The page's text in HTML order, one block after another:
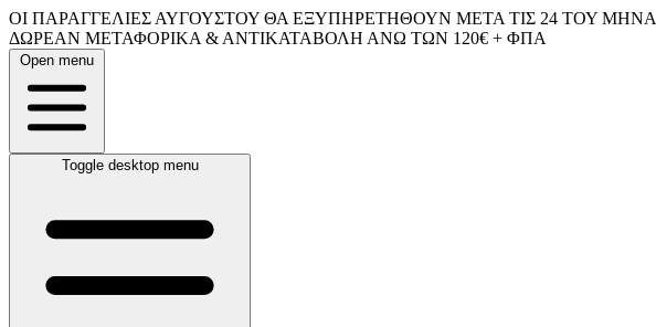
ΟΙ ΠΑΡΑΓΓΕΛΙΕΣ ΑΥΓΟΥΣΤΟΥ ΘΑ ΕΞΥΠΗΡΕΤΗΘΟΥΝ ΜΕΤΑ ΤΙΣ 24 ΤΟΥ ΜΗΝΑ
ΔΩΡΕΑΝ ΜΕΤΑΦΟΡΙΚΑ & ΑΝΤΙΚΑΤΑΒΟΛΗ ΑΝΩ ΤΩΝ 120€ + ΦΠΑ
Open menu
Toggle desktop menu